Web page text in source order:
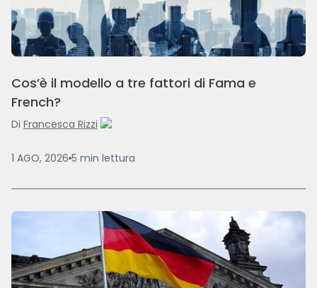
Cos’è il modello a tre fattori di Fama e
French?
Di Francesca Rizzi
1 AGO, 2026 5 min lettura